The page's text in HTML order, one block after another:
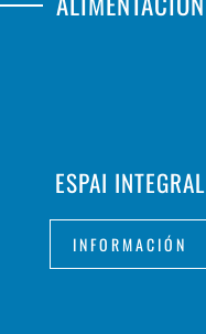
ESPAI INTEGRAL
INFORMACIÓN